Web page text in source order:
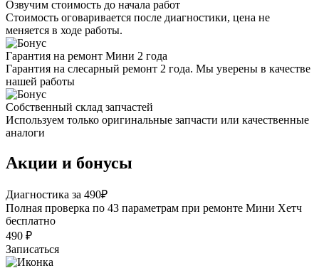
Озвучим стоимость до начала работ
Стоимость оговаривается после диагностики, цена не
меняется в ходе работы.
Гарантия на ремонт Мини 2 года
Гарантия на слесарный ремонт 2 года. Мы уверены в качестве
нашей работы
Собственный склад запчастей
Используем только оригинальные запчасти или качественные
аналоги
Акции и бонусы
Диагностика за 490₽
Полная проверка по 43 параметрам при ремонте Мини Хетч
бесплатно
490 ₽
Записаться